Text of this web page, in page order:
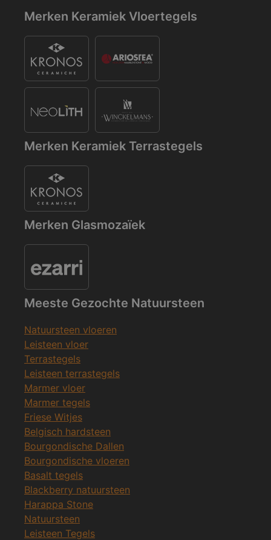
Merken Keramiek Vloertegels
Merken Keramiek Terrastegels
Merken Glasmozaïek
Meeste Gezochte Natuursteen
Natuursteen vloeren
Leisteen vloer
Terrastegels
Leisteen terrastegels
Marmer vloer
Marmer tegels
Friese Witjes
Belgisch hardsteen
Bourgondische Dallen
Bourgondische vloeren
Basalt tegels
Blackberry natuursteen
Harappa Stone
Natuursteen
Leisteen Tegels